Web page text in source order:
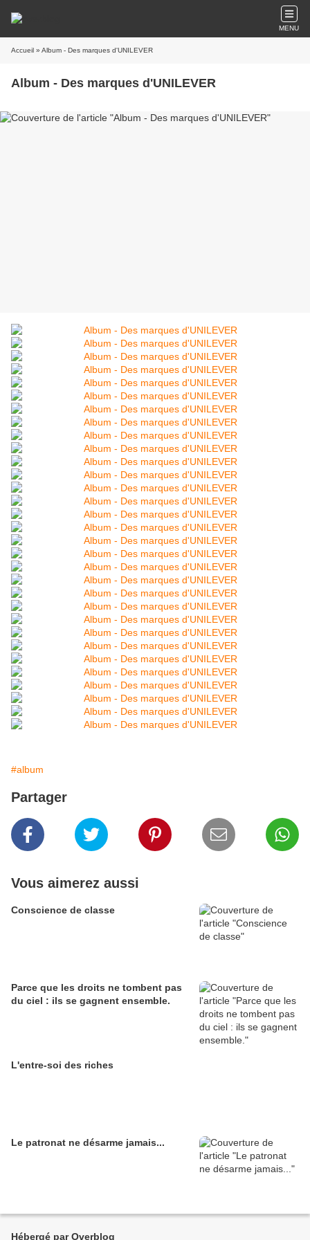
MENU
Accueil » Album - Des marques d'UNILEVER
Album - Des marques d'UNILEVER
#album
Partager
Vous aimerez aussi
Conscience de classe
Parce que les droits ne tombent pas
du ciel : ils se gagnent ensemble.
L'entre-soi des riches
Le patronat ne désarme jamais...
Hébergé par Overblog